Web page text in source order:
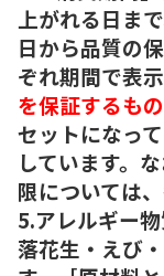
上がれる日ま
日から品質の
ぞれ期間で表示
を保証するも
セットになっ
しています。
限については
5.アレルギー
落花生・えび